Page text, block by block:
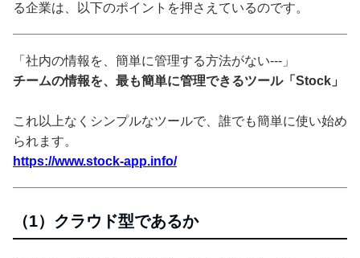
る企業は、以下のポイントを押さえているのです。
「社内の情報を、簡単に管理する方法がない---」
チームの情報を、最も簡単に管理できるツール「Stock」
これ以上なくシンプルなツールで、誰でも簡単に使い始め
られます。
https://www.stock-app.info/
（1）クラウド型であるか